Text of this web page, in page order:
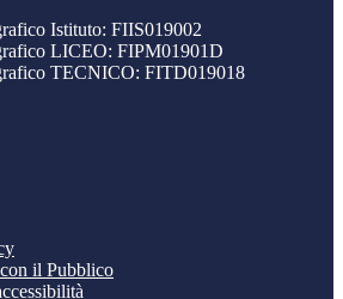
Istituto: FIIS019002
LICEO: FIPM01901D
TECNICO: FITD019018
il Pubblico